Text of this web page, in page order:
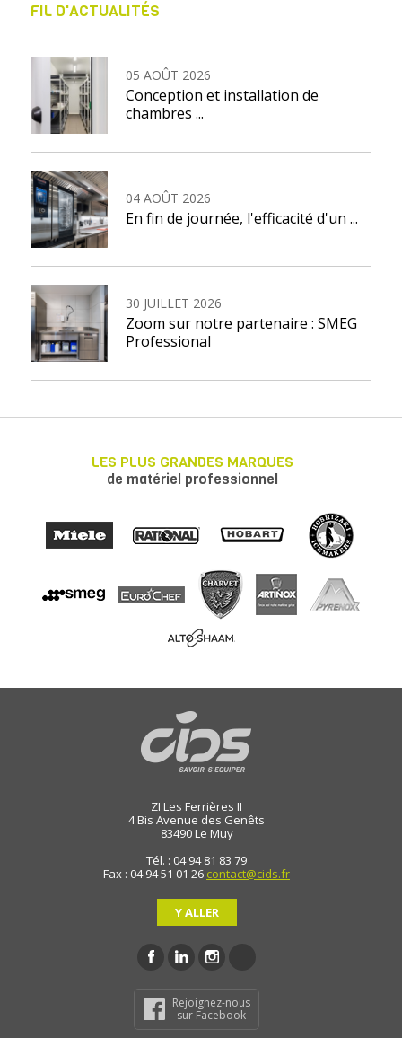
FIL D'ACTUALITÉS
05 AOÛT 2026
Conception et installation de
chambres ...
04 AOÛT 2026
En fin de journée, l'efficacité d'un ...
30 JUILLET 2026
Zoom sur notre partenaire : SMEG
Professional
LES PLUS GRANDES MARQUES
de matériel professionnel
ZI Les Ferrières II
4 Bis Avenue des Genêts
83490Le Muy
Tél. : 04 94 81 83 79
Fax : 04 94 51 01 26 contact@cids.fr
Y ALLER
Rejoignez-nous
sur Facebook